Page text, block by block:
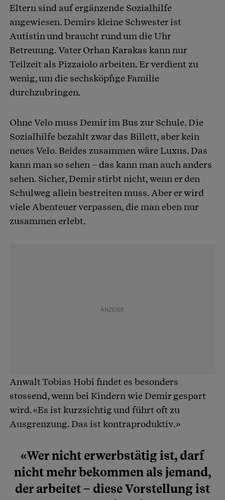
Eltern sind auf ergänzende Sozialhilfe
angewiesen. Demirs kleine Schwester ist
Autistin und braucht rund um die Uhr
Betreuung. Vater Orhan Karakas kann nur
Teilzeit als Pizzaiolo arbeiten. Er verdient zu
wenig, um die sechsköpfige Familie
durchzubringen.
Ohne Velo muss Demir im Bus zur Schule. Die
Sozialhilfe bezahlt zwar das Billett, aber kein
neues Velo. Beides zusammen wäre Luxus. Das
kann man so sehen – das kann man auch anders
sehen. Sicher, Demir stirbt nicht, wenn er den
Schulweg allein bestreiten muss. Aber er wird
viele Abenteuer verpassen, die man eben nur
zusammen erlebt.
Anwalt Tobias Hobi findet es besonders
stossend, wenn bei Kindern wie Demir gespart
wird. «Es ist kurzsichtig und führt oft zu
Ausgrenzung. Das ist kontraproduktiv.»
«Wer nicht erwerbstätig ist, darf
nicht mehr bekommen als jemand,
der arbeitet – diese Vorstellung ist